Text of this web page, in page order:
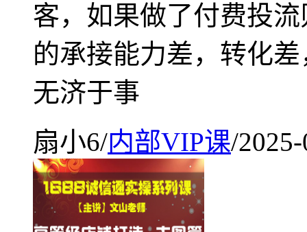
客，如果做了付费投
的承接能力差，转化
无济于事
扇小6/内部VIP课/